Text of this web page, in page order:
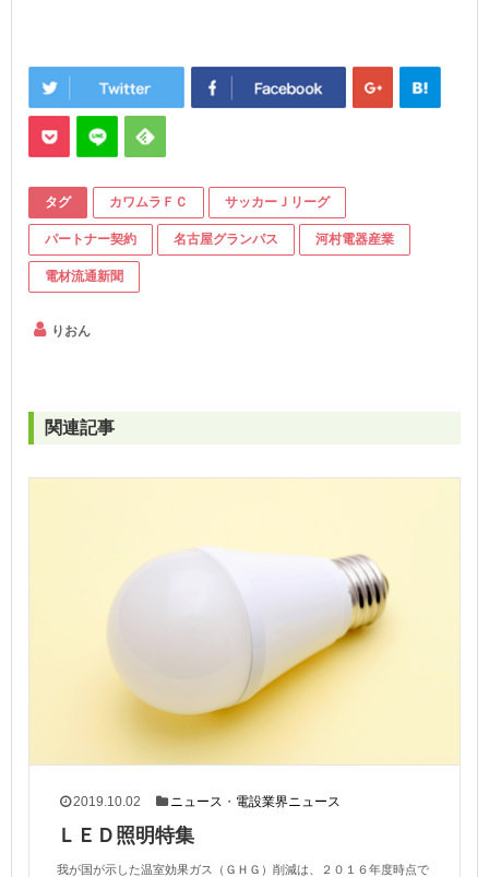
タグ カワムラＦＣ サッカーＪリーグ
パートナー契約 名古屋グランパス 河村電器産業
電材流通新聞
りおん
関連記事
2019.10.02 ニュース ・ 電設業界ニュース
ＬＥＤ照明特集
我が国が示した温室効果ガス（ＧＨＧ）削減は、２０１６年度時点で